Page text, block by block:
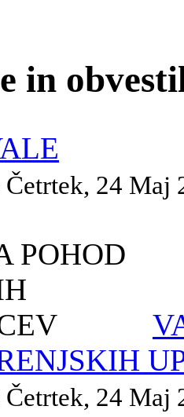
in
24 Maj
24 Maj